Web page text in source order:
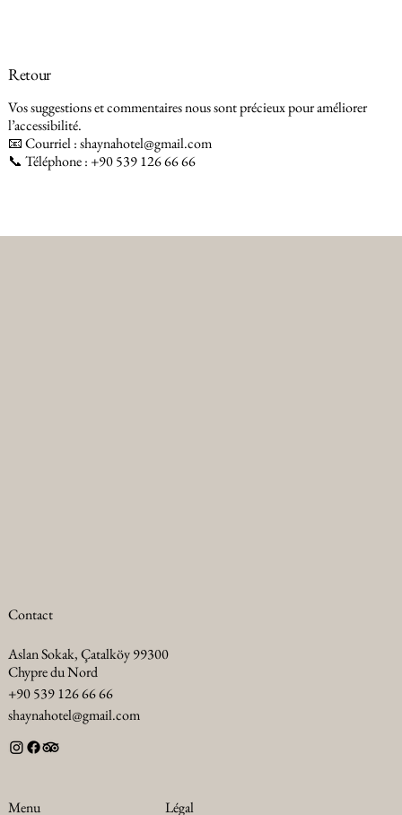
Retour
Vos suggestions et commentaires nous sont précieux pour améliorer
l’accessibilité.
📧 Courriel :shaynahotel@gmail.com
📞 Téléphone : +90 539 126 66 66
Contact
Aslan Sokak, Çatalköy 99300
Chypre du Nord
+90 539 126 66 66
shaynahotel@gmail.com
Menu Légal